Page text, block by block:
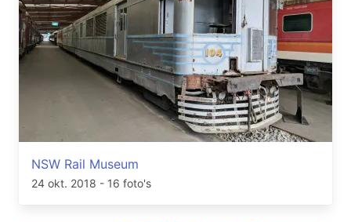
NSW Rail Museum
24 okt. 2018 - 16 foto's